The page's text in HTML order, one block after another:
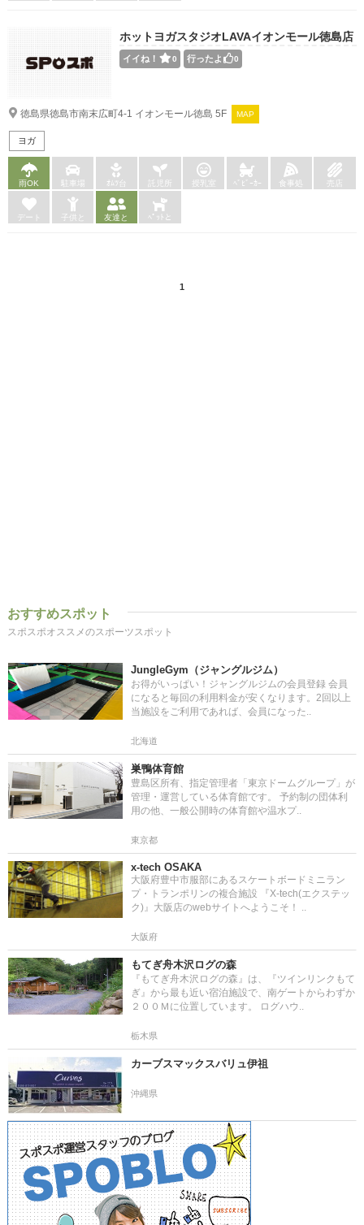
ホットヨガスタジオLAVAイオンモール徳島店
イイね！ 0 行ったよ 0
徳島県徳島市南末広町4-1 イオンモール徳島 5F MAP
ヨガ
雨OK 駐車場 ｵﾑﾂ台 託児所 授乳室 ﾍﾞﾋﾞｰｶｰ 食事処 売店
デート 子供と 友達と ﾍﾟｯﾄと
1
おすすめスポット
スポスポオススメのスポーツスポット
JungleGym（ジャングルジム）
お得がいっぱい！ジャングルジムの会員登録 会員
になると毎回の利用料金が安くなります。2回以上
当施設をご利用であれば、会員になった..
北海道
巣鴨体育館
豊島区所有、指定管理者「東京ドームグループ」が
管理・運営している体育館です。 予約制の団体利
用の他、一般公開時の体育館や温水プ..
東京都
x-tech OSAKA
大阪府豊中市服部にあるスケートボードミニラン
プ・トランポリンの複合施設 『X-tech(エクステッ
ク)』大阪店のwebサイトへようこそ！ ..
大阪府
もてぎ舟木沢ログの森
『もてぎ舟木沢ログの森』は、『ツインリンクもて
ぎ』から最も近い宿泊施設で、南ゲートからわずか
２００Ｍに位置しています。 ログハウ..
栃木県
カーブスマックスバリュ伊祖
沖縄県